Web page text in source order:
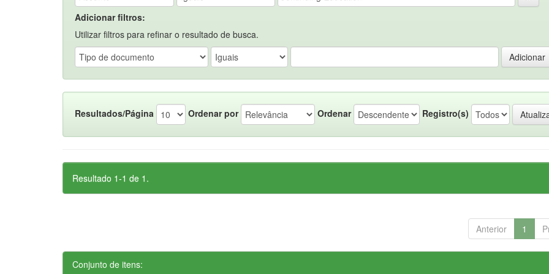
Adicionar filtros:
Utilizar filtros para refinar o resultado de busca.
Resultados/Página Ordenar por Ordenar Registro(s)
Resultado 1-1 de 1.
Anterior 1
Conjunto de itens: